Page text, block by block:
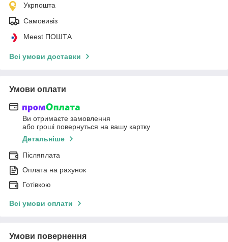
Укрпошта
Самовивіз
Meest ПОШТА
Всі умови доставки
Умови оплати
Ви отримаєте замовлення
або гроші повернуться на вашу картку
Детальніше
Післяплата
Оплата на рахунок
Готівкою
Всі умови оплати
Умови повернення